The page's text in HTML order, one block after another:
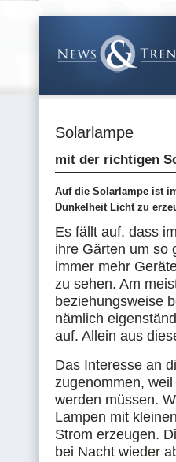
Solarlampe
mit der richtigen
Auf die Solarlampe ist
Dunkelheit Licht zu
Es fällt auf, dass
ihre Gärten um so
immer mehr
zu sehen. Am
beziehungsweise
nämlich
auf. Allein aus
Das Interesse an
zugenommen,
werden müssen.
Lampen mit kleinen
Strom erzeugen.
bei Nacht wieder